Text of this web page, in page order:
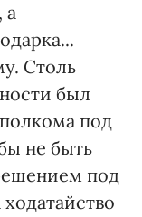
а
Столь
был
под
не быть
под